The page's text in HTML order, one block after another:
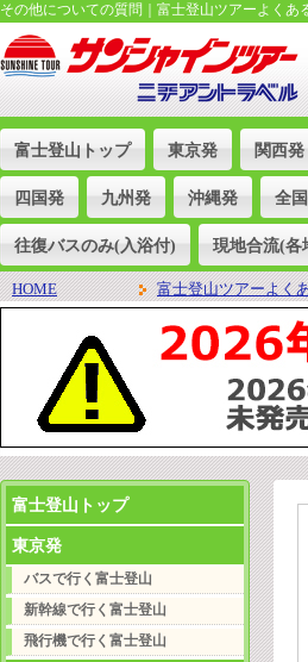
その他についての質問｜富士登山ツアーよくあ
富士登山トップ 東京発 関西発
四国発 九州発 沖縄発 全
往復バスのみ(入浴付) 現地合流(各
HOME 富士登山ツアーよく
富士登山トップ
東京発
バスで行く富士登山
新幹線で行く富士登山
飛行機で行く富士登山